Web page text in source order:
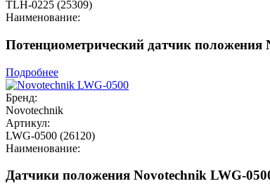
TLH-0225 (25309)
Наименование:
Потенциометрический датчик положения
Подробнее
Бренд:
Novotechnik
Артикул:
LWG-0500 (26120)
Наименование:
Датчики положения Novotechnik LWG-